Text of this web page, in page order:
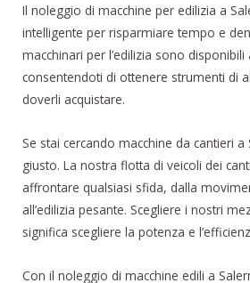
Il noleggio di macchine per edilizia a
intelligente per risparmiare tempo e
macchinari per l’edilizia sono
consentendoti di ottenere strumenti di
doverli acquistare.
Se stai cercando macchine da cantieri
giusto. La nostra flotta di veicoli dei
affrontare qualsiasi sfida, dalla
all’edilizia pesante. Scegliere i nostri
significa scegliere la potenza e
Con il noleggio di macchine edili a